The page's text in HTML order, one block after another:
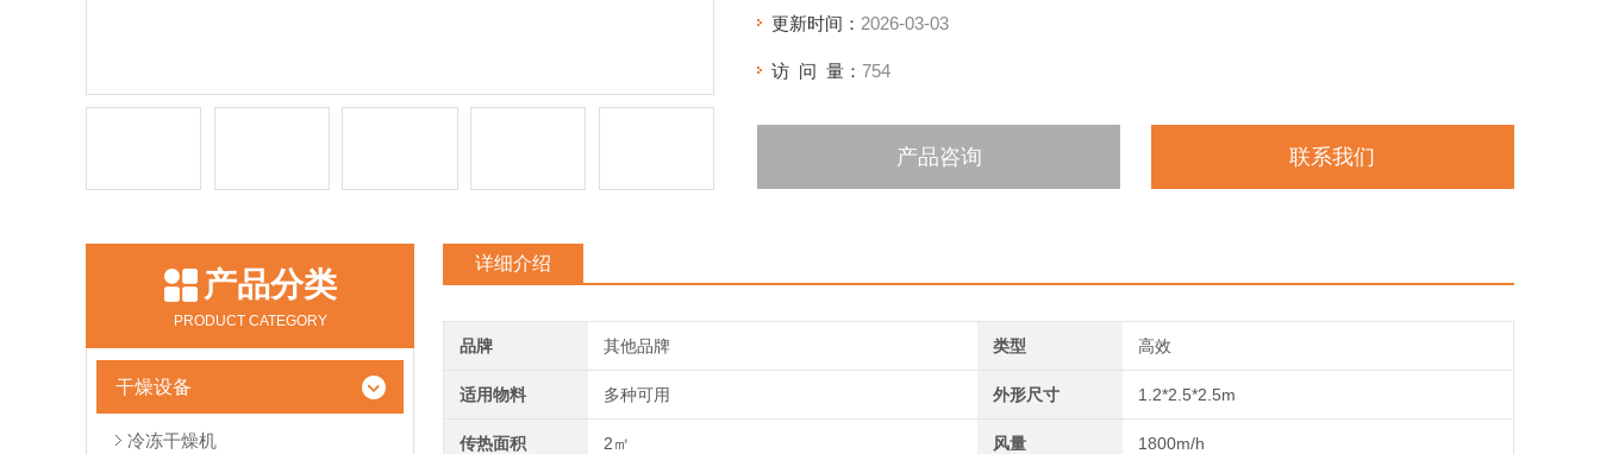
更新时间： 2026-03-03
访 问 量： 754
产品咨询 联系我们
产品分类
PRODUCT CATEGORY
干燥设备
冷冻干燥机
详细介绍
品牌 其他品牌 类型 高效
适用物料 多种可用 外形尺寸 1.2*2.5*2.5m
传热面积 2㎡ 风量 1800m/h